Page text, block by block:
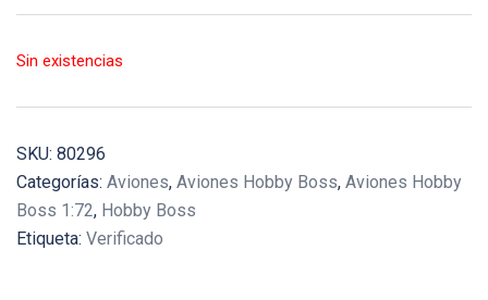
Sin existencias
SKU: 80296
Categorías: Aviones, Aviones Hobby Boss, Aviones Hobby
Boss 1:72, Hobby Boss
Etiqueta: Verificado